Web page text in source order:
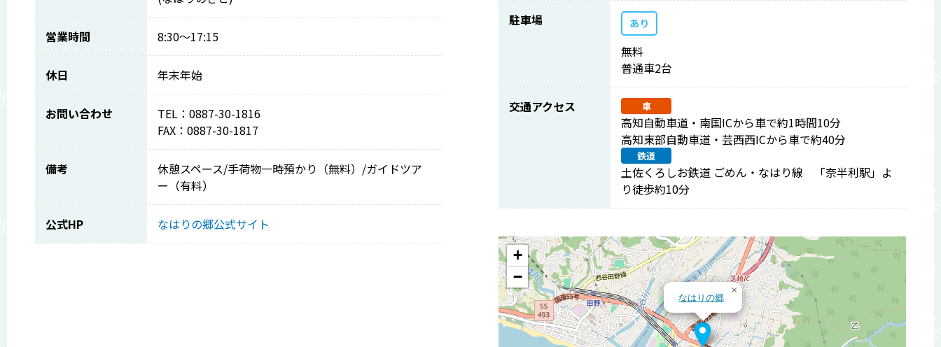
営業時間 8:30～17:15
休日 年末年始
お問い合わせ
TEL：0887-30-1816
FAX：0887-30-1817
備考
休憩スペース/手荷物一時預かり（無料）/ガイドツア
ー（有料）
公式HP なはりの郷公式サイト
駐車場 あり
無料
普通車2台
交通アクセス 車
高知自動車道・南国ICから車で約1時間10分
高知東部自動車道・芸西西ICから車で約40分
鉄道
土佐くろしお鉄道 ごめん・なはり線 「奈半利駅」よ
り徒歩約10分
なはりの郷
×
+
−